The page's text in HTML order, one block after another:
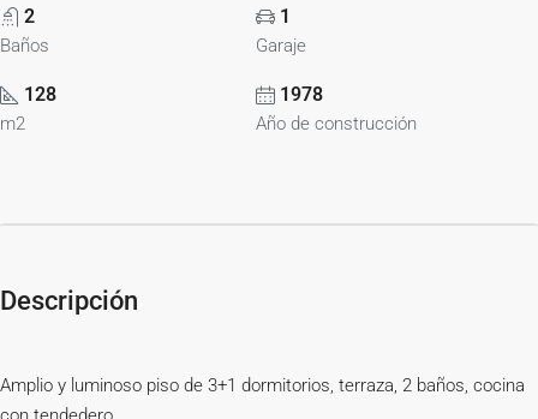
2
Baños
1
Garaje
128
m2
1978
Año de construcción
Descripción
Amplio y luminoso piso de 3+1 dormitorios, terraza, 2 baños, cocina